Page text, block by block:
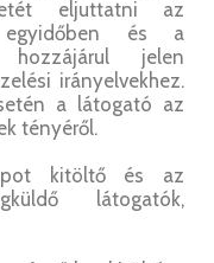
eljuttatni az
egyidőben és a
hozzájárul jelen
irányelvekhez.
a látogató az
tényéről.
kitöltő és az
látogatók,